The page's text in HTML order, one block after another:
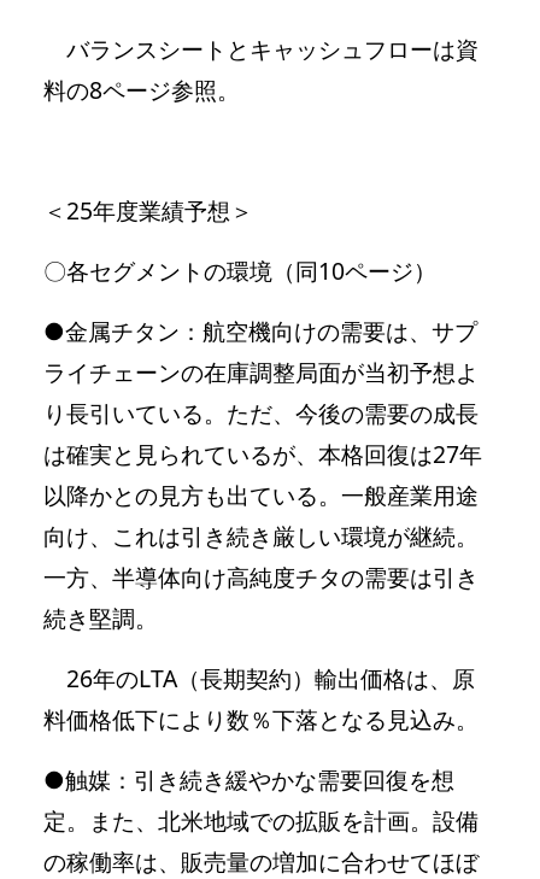
バランスシートとキャッシュフローは資
料の8ページ参照。
＜25年度業績予想＞
〇各セグメントの環境（同10ページ）
●金属チタン：航空機向けの需要は、サプ
ライチェーンの在庫調整局面が当初予想よ
り長引いている。ただ、今後の需要の成長
は確実と見られているが、本格回復は27年
以降かとの見方も出ている。一般産業用途
向け、これは引き続き厳しい環境が継続。
一方、半導体向け高純度チタの需要は引き
続き堅調。
26年のLTA（長期契約）輸出価格は、原
料価格低下により数％下落となる見込み。
●触媒：引き続き緩やかな需要回復を想
定。また、北米地域での拡販を計画。設備
の稼働率は、販売量の増加に合わせてほぼ